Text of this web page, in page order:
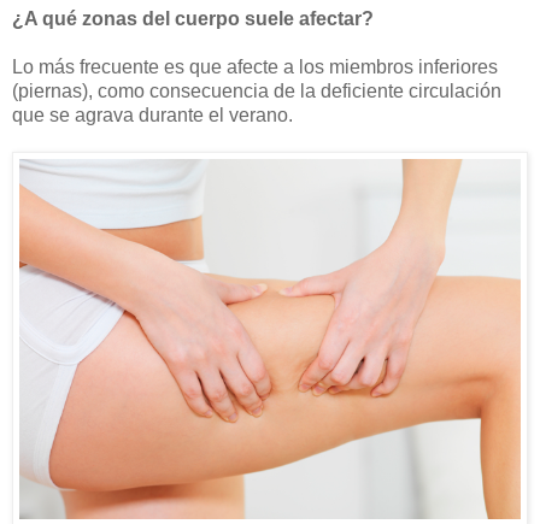
¿A qué zonas del cuerpo suele afectar?
Lo más frecuente es que afecte a los miembros inferiores
(piernas), como consecuencia de la deficiente circulación
que se agrava durante el verano.